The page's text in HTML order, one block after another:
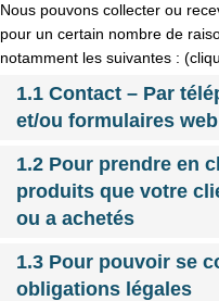
Nous pouvons collecter ou
pour un certain nombre de
notamment les suivantes :
1.1 Contact – Par
et/ou formulaires web
1.2 Pour prendre en
produits que votre
ou a achetés
1.3 Pour pouvoir se
obligations légales